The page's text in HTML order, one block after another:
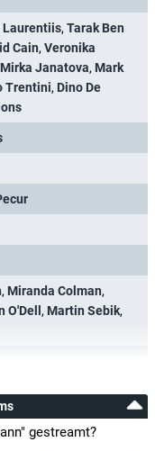
Laurentiis, Tarak Ben
Cain, Veronika
Mirka Janatova, Mark
Trentini, Dino De
, Miranda Colman,
O'Dell , Martin Sebik,
gestreamt?